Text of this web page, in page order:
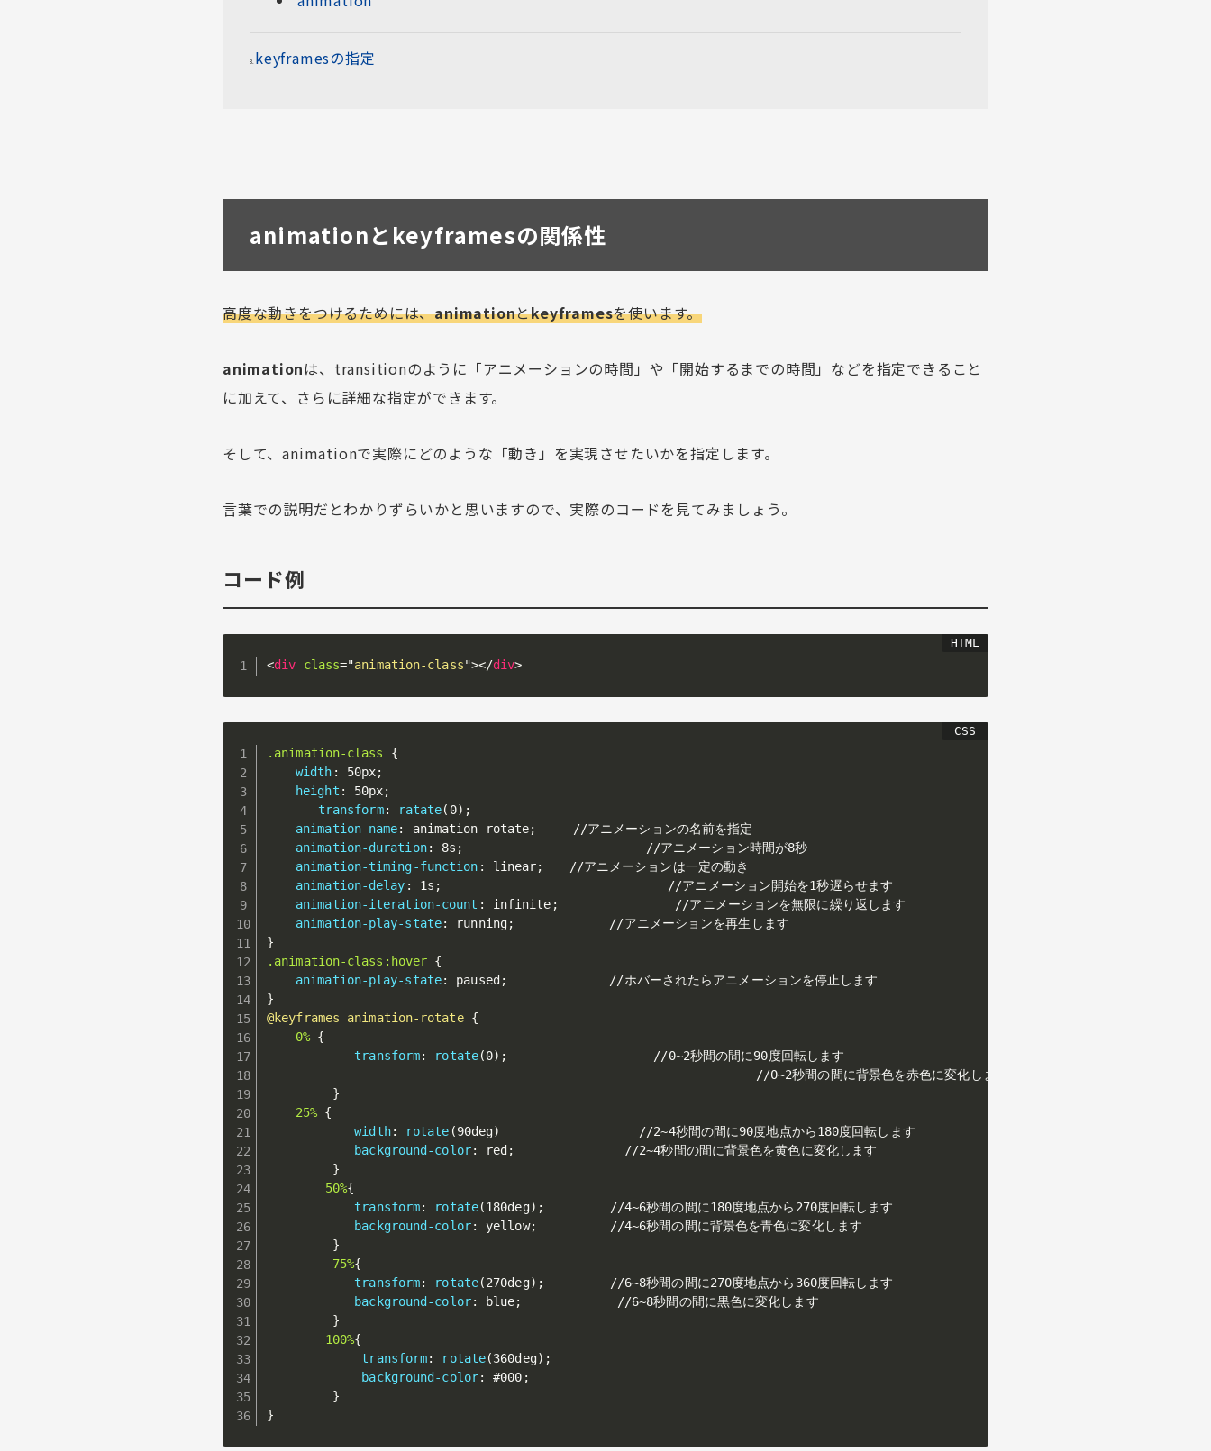
keyframesの指定
animationとkeyframesの関係性
高度な動きをつけるためには、animationとkeyframesを使います。
animationは、 transitionのように「アニメーションの時間」や「開始するまでの時間」などを指定できること
に加えて、さらに詳細な指定ができます。
そして、animationで実際にどのような「動き」を実現させたいかを指定します。
言葉での説明だとわかりずらいかと思いますので、実際のコードを見てみましょう。
コード例
<div class="animation-class"></div>
.animation-class
{
width : 50px;
height : 50px;
transform: ratate( 0) ;
animation-name: animation-rotate;
     //アニメーションの名前を指定
animation-duration: 8s ;
                         //アニメーション時間が8秒
animation-timing-function : linear;
//アニメーションは一定の動き
animation-delay : 1s ;
                               //アニメーション開始を1秒遅らせます
animation-iteration-count : infinite ;
                //アニメーションを無限に繰り返します
animation-play-state: running;
}
.animation-class:hover {
animation-play-state: paused ;
}
@keyframes animation-rotate {
0% {
transform: rotate(0) ;
                    //0~2秒間の間に90度回転します
                                                                   //0~2秒間の間に背景色を赤色に変化します
}
25% {
width: rotate (90deg)
                   //2~4秒間の間に90度地点から180度回転します
background-color: red ;
               //2~4秒間の間に背景色を黄色に変化します
}
50%{
transform: rotate(180deg) ;
         //4~6秒間の間に180度地点から270度回転します
background-color: yellow;
          //4~6秒間の間に背景色を青色に変化します
}
75%{
transform: rotate(270deg) ;
         //6~8秒間の間に270度地点から360度回転します
background-color: blue;
             //6~8秒間の間に黒色に変化します
}
100%{
transform: rotate(360deg) ;
background-color: #000 ;
}
}